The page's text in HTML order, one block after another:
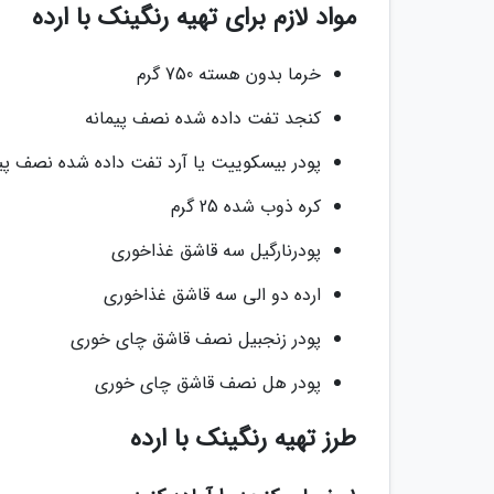
مواد لازم برای تهیه رنگینک با ارده
خرما بدون هسته 750 گرم
کنجد تفت داده شده نصف پیمانه
پودر بیسکوییت یا آرد تفت داده شده نصف
کره ذوب شده 25 گرم
پودرنارگیل سه قاشق غذاخوری
ارده دو الی سه قاشق غذاخوری
پودر زنجبیل نصف قاشق چای خوری
پودر هل نصف قاشق چای خوری
طرز تهیه رنگینک با ارده